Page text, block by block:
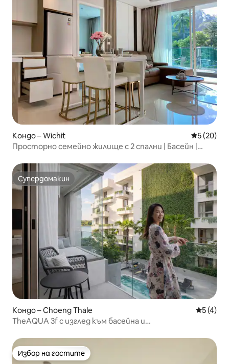
Кондо – Wichit Средна
5 (20)
Просторно семейно жилище с 2 спални | Басейн |
Супердомакин
Супердомакин
Кондо – Choeng Thale Средна
5 (4)
TheAQUA 3f с изглед към басейна и
Избор на гостите
Избор на гостите